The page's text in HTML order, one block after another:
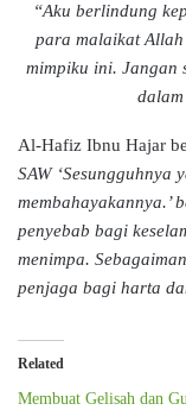
“Aku berlindung
para malaikat
mimpiku ini. Jangan
Al-Hafiz Ibnu Hajar
SAW
membahayakannya.’
penyebab bagi
menimpa.
penjaga bagi harta
Related
Membuat Gelisah dan